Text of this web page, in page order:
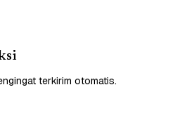
terkirim otomatis.